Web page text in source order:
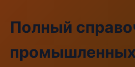
Полный